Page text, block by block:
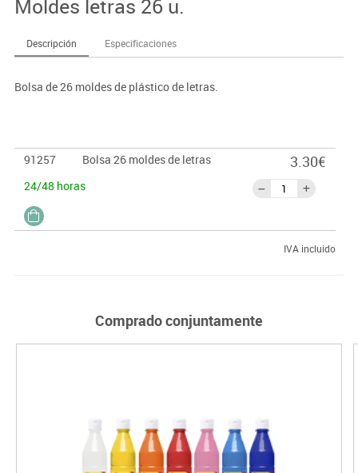
Moldes letras 26 u.
Descripción Especificaciones
Bolsa de 26 moldes de plástico de letras.
91257
Bolsa 26 moldes de letras
24/48 horas
3.30€
IVA incluido
Comprado conjuntamente